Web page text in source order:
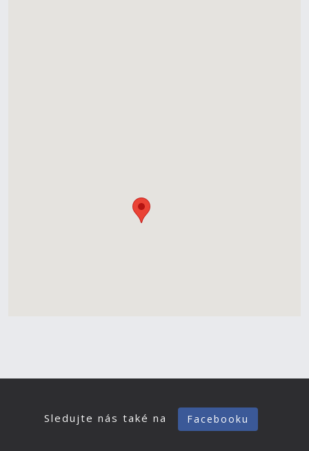
Sledujte nás také na Facebooku